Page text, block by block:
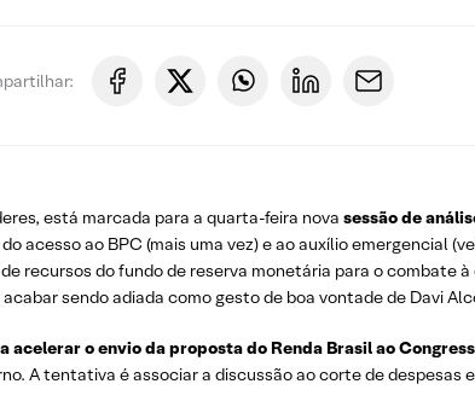
está marcada para a quarta-feira nova sessão de
acesso ao BPC (mais uma vez) e ao auxílio emergencial
recursos do fundo de reserva monetária para o combate
sendo adiada como gesto de boa vontade de Davi
acelerar o envio da proposta do Renda Brasil ao
A tentativa é associar a discussão ao corte de despesas